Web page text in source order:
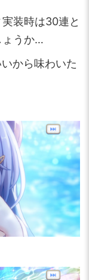
装時は30連と
ょうか…
から味わいた